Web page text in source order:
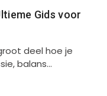
Gids voor
deel hoe je
balans…